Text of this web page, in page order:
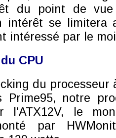
du point de vue
intérêt se limitera
intéressé par le
CPU
du processeur
notre
l'ATX12V, le
par